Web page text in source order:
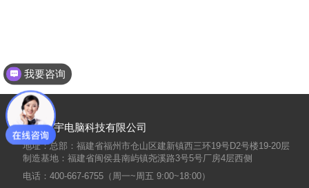
福建捷宇电脑科技有限公司
地址：总部：福建省福州市仓山区建新镇西三环19号D2号楼19-20层
制造基地：福建省闽侯县南屿镇尧溪路3号5号厂房4层西侧
电话：400-667-6755（周一~周五 9:00~18:00）
我要咨询